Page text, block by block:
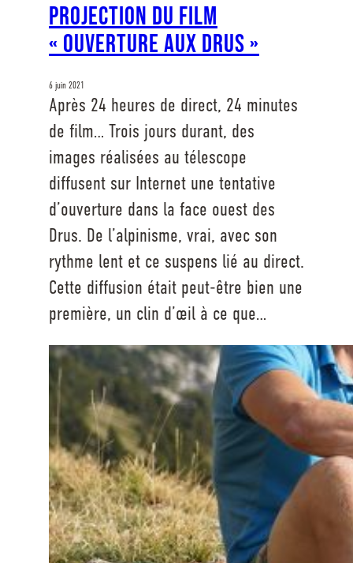
Projection du film
« Ouverture aux Drus »
6 juin 2021
Après 24 heures de direct, 24 minutes
de film… Trois jours durant, des
images réalisées au télescope
diffusent sur Internet une tentative
d’ouverture dans la face ouest des
Drus. De l’alpinisme, vrai, avec son
rythme lent et ce suspens lié au direct.
Cette diffusion était peut-être bien une
première, un clin d’œil à ce que…